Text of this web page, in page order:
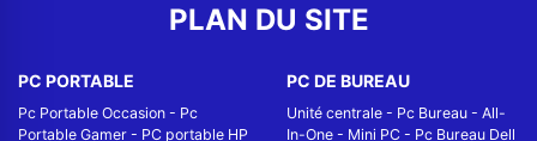
PLAN DU SITE
PC PORTABLE
Pc Portable Occasion - Pc
Portable Gamer - PC portable HP
PC DE BUREAU
Unité centrale - Pc Bureau - All-
In-One - Mini PC - Pc Bureau Dell